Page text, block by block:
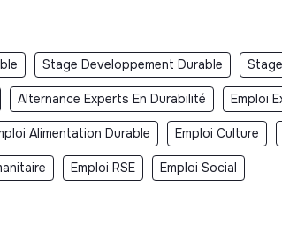
Stage Developpement Durable
Alternance Experts En Durabilité Emploi
Alimentation Durable Emploi Culture
Emploi RSE Emploi Social